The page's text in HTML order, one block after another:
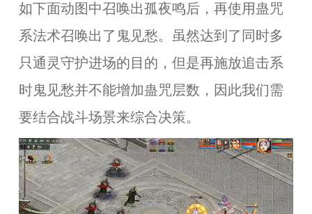
如下面动图中召唤出孤夜鸣后，再使用蛊咒
系法术召唤出了鬼见愁。虽然达到了同时多
只通灵守护进场的目的，但是再施放追击系
时鬼见愁并不能增加蛊咒层数，因此我们需
要结合战斗场景来综合决策。